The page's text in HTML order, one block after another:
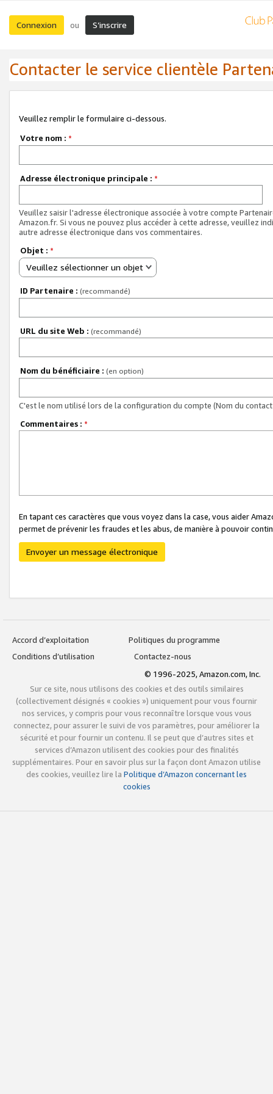
Connexion ou S’inscrire
Contacter le service clientèle
Veuillez remplir le formulaire ci-dessous.
Votre nom : *
Adresse électronique principale : *
Veuillez saisir l'adresse électronique associée à votre compte
Amazon.fr. Si vous ne pouvez plus accéder à cette adresse, veuillez
autre adresse électronique dans vos commentaires.
Objet : *
Veuillez sélectionner un objet
ID Partenaire : (recommandé)
URL du site Web : (recommandé)
Nom du bénéficiaire : (en option)
C'est le nom utilisé lors de la configuration du compte (Nom du
Commentaires : *
En tapant ces caractères que vous voyez dans la case, vous aider
permet de prévenir les fraudes et les abus, de manière à pouvoir
Envoyer un message électronique
Accord d’exploitation
Politiques du programme
Conditions d’utilisation
Contactez-nous
© 1996-2025, Amazon.com, Inc.
Sur ce site, nous utilisons des cookies et des outils similaires
(collectivement désignés « cookies ») uniquement pour vous fournir
nos services, y compris pour vous reconnaître lorsque vous vous
connectez, pour assurer le suivi de vos paramètres, pour améliorer la
sécurité et pour fournir un contenu. Il se peut que d’autres sites et
services d’Amazon utilisent des cookies pour des finalités
supplémentaires. Pour en savoir plus sur la façon dont Amazon utilise
des cookies, veuillez lire la Politique d’Amazon concernant les
cookies